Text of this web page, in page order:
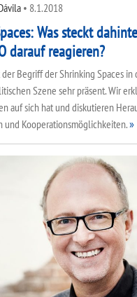
• 8.1.2018
Was steckt
darauf reagieren?
Begriff der Shrinking Spaces in
Szene sehr präsent. Wir
auf sich hat und diskutieren
und Kooperationsmöglichkeiten.